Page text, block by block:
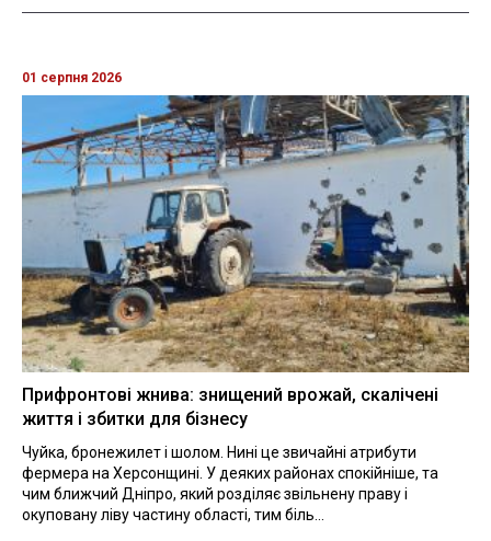
01 серпня 2026
Прифронтові жнива: знищений врожай, скалічені
життя і збитки для бізнесу
Чуйка, бронежилет і шолом. Нині це звичайні атрибути
фермера на Херсонщині. У деяких районах спокійніше, та
чим ближчий Дніпро, який розділяє звільнену праву і
окуповану ліву частину області, тим біль...